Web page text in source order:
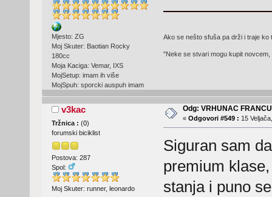
Mjesto: ZG
Moj Skuter: Baotian Rocky
180cc
Moja Kaciga: Vemar, IXS
MojSetup: imam ih više
MojSpuh: sporcki auspuh imam
Ako se nešto sfuša pa drži i traje
"Neke se stvari mogu kupit
v3kac
Tržnica : (0)
forumski biciklist
Postova: 287
Spol:
Moj Skuter: runner, leonardo
Odg: VRHUNAC
« Odgovori #549 : 15
Siguran sam
premium
stanja i puno